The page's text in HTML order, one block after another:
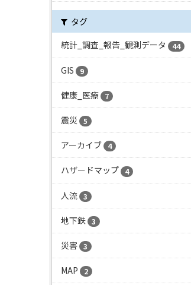
タグ
統計_調査_報告_観測データ
44
GIS 9
健康_医療 7
震災 5
アーカイブ 4
ハザードマップ 4
人流 3
地下鉄 3
災害 3
MAP 2